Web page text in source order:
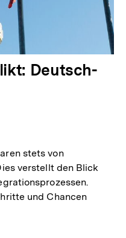
Deutsch-
stets von
verstellt den Blick
und Chancen